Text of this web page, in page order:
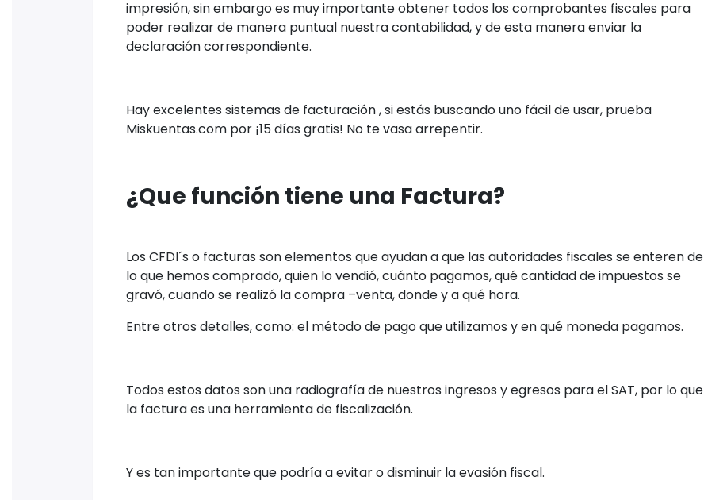
impresión, sin embargo es muy importante obtener todos los comprobantes fiscales para
poder realizar de manera puntual nuestra contabilidad, y de esta manera enviar la
declaración correspondiente.
Hay excelentes sistemas de facturación , si estás buscando uno fácil de usar, prueba
Miskuentas.com por ¡15 días gratis! No te vasa arrepentir.
¿Que función tiene una Factura?
Los CFDI´s o facturas son elementos que ayudan a que las autoridades fiscales se enteren de
lo que hemos comprado, quien lo vendió, cuánto pagamos, qué cantidad de impuestos se
gravó, cuando se realizó la compra –venta, donde y a qué hora.
Entre otros detalles, como: el método de pago que utilizamos y en qué moneda pagamos.
Todos estos datos son una radiografía de nuestros ingresos y egresos para el SAT, por lo que
la factura es una herramienta de fiscalización.
Y es tan importante que podría a evitar o disminuir la evasión fiscal.